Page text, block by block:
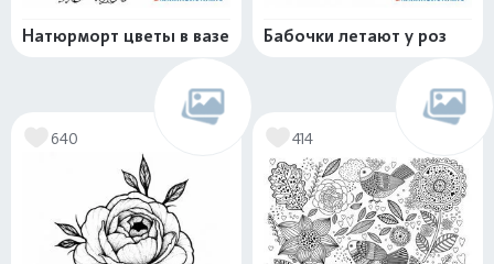
Натюрморт цветы в вазе Бабочки летают у роз
640 414